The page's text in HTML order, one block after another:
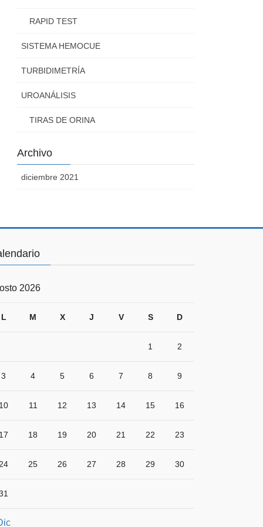
RAPID TEST
SISTEMA HEMOCUE
TURBIDIMETRÍA
UROANÁLISIS
TIRAS DE ORINA
Archivo
diciembre 2021
2026
L M X J V S D
1 2
3 4 5 6 7 8 9
11 12 13 14 15 16
18 19 20 21 22 23
25 26 27 28 29 30